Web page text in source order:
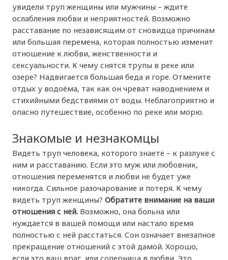
увидели труп женщины или мужчины – ждите
ослабления любви и неприятностей. Возможно
расставание по независящим от сновидца причинам
или большая перемена, которая полностью изменит
отношение к любви, женственности и
сексуальности. К чему снятся трупы в реке или
озере? Надвигается большая беда и горе. Отмените
отдых у водоёма, так как он чреват наводнением и
стихийными бедствиями от воды. Неблагоприятно и
опасно путешествие, особенно по реке или морю.
Знакомые и незнакомцы
Видеть труп человека, которого знаете – к разлуке с
ним и расставанию. Если это муж или любовник,
отношения переменятся и любви не будет уже
никогда. Сильное разочарование и потеря. К чему
видеть труп женщины?Обратите внимание на ваши
отношения с ней. Возможно, она больна или
нуждается в вашей помощи или настало время
полностью с ней расстаться. Сон означает внезапное
прекращение отношений с этой дамой. Хорошо,